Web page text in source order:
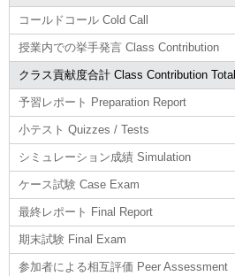
コールドコール Cold Call
授業内での挙手発言 Class Contribution
クラス貢献度合計 Class Contribution Total
予習レポート Preparation Report
小テスト Quizzes / Tests
シミュレーション成績 Simulation
ケース試験 Case Exam
最終レポート Final Report
期末試験 Final Exam
参加者による相互評価 Peer Assessment